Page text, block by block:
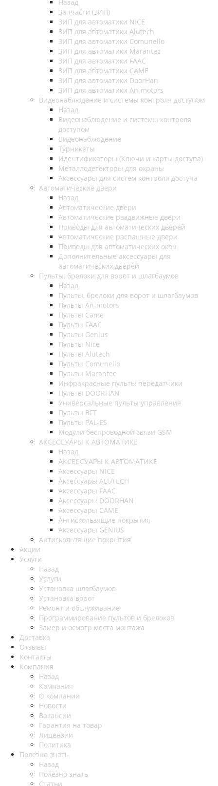
Назад
Запчасти (ЗИП)
ЗИП для автоматики NICE
ЗИП для автоматики Alutech
ЗИП для автоматики Comunello
ЗИП для автоматики Marantec
ЗИП для автоматики FAAC
ЗИП для автоматики CAME
ЗИП для автоматики DoorHan
ЗИП для автоматики An-motors
Видеонаблюдение и системы контроля доступом
Назад
Видеонаблюдение и системы контроля
доступом
Видеонаблюдение
Турникеты
Идентификаторы (Ключи и карты доступа)
Металлодетекторы для охраны
Аксессуары для систем контроля доступа
Автоматические двери
Назад
Автоматические двери
Автоматические раздвижные двери
Приводы для автоматических дверей
Автоматические распашные двери
Приводы для автоматических окон
Дополнительные аксессуары для
автоматических дверей
Пульты, брелоки для ворот и шлагбаумов
Назад
Пульты, брелоки для ворот и шлагбаумов
Пульты An-motors
Пульты Came
Пульты FAAC
Пульты Genius
Пульты Nice
Пульты Alutech
Пульты Сomunello
Пульты Marantec
Инфракрасные пульты передатчики
Пульты DOORHAN
Универсальные пульты управления
Пульты BFT
Пульты PAL-ES
Модули беспроводной связи GSM
АКСЕССУАРЫ К АВТОМАТИКЕ
Назад
АКСЕССУАРЫ К АВТОМАТИКЕ
Аксессуары NICE
Аксессуары ALUTECH
Аксессуары FAAC
Аксессуары DOORHAN
Аксессуары CAME
Антискользящие покрытия
Аксессуары GENIUS
Антискользящие покрытия
Акции
Услуги
Назад
Услуги
Установка шлагбаумов
Установка ворот
Ремонт и обслуживание
Программирование пультов и брелоков
Замер и осмотр места монтажа
Доставка
Отзывы
Контакты
Компания
Назад
Компания
О компании
Новости
Вакансии
Гарантия на товар
Лицензии
Политика
Полезно знать
Назад
Полезно знать
Статьи